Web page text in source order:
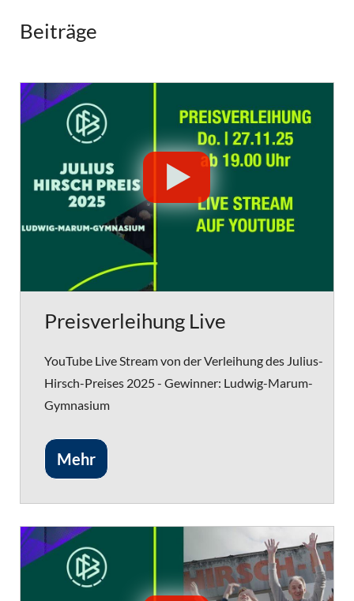
Beiträge
Preisverleihung Live
YouTube Live Stream von der Verleihung des Julius-
Hirsch-Preises 2025 - Gewinner: Ludwig-Marum-
Gymnasium
Mehr